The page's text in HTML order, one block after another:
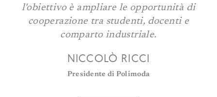
l'obiettivo è ampliare le opportunità di
cooperazione tra studenti, docenti e
comparto industriale.
NICCOLÒ RICCI
Presidente di Polimoda